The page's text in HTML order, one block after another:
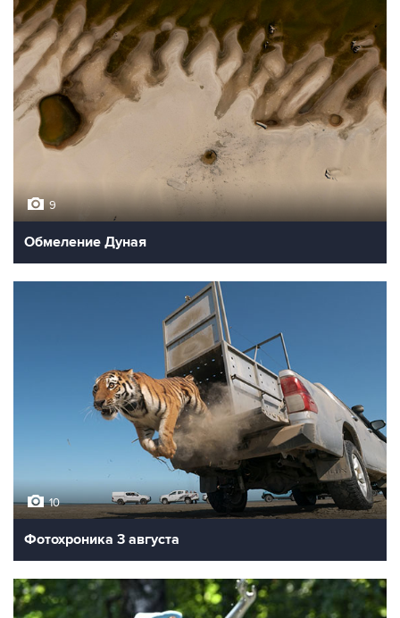
9
Обмеление Дуная
10
Фотохроника 3 августа